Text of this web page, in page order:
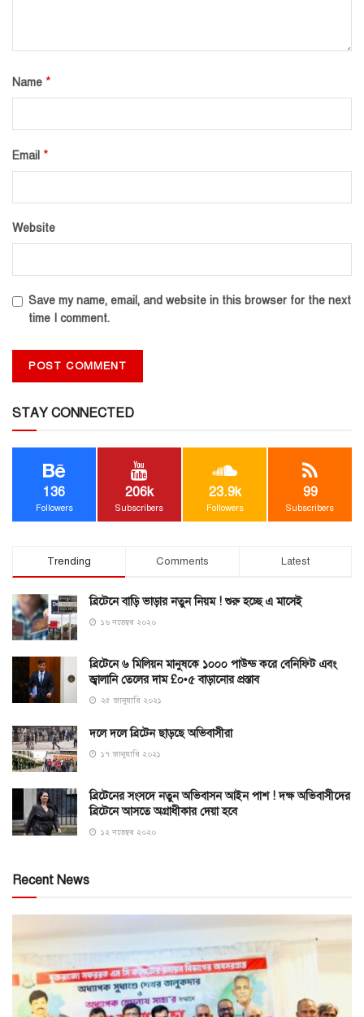
Name *
Email *
Website
Save my name, email, and website in this browser for the next
time I comment.
STAY CONNECTED
136
Followers
206k
Subscribers
23.9k
Followers
99
Subscribers
Trending Comments Latest
ব্রিটেনে বাড়ি ভাড়ার নতুন নিয়ম ! শুরু হচ্ছে এ মাসেই
১৬ নভেম্বর ২০২০
ব্রিটেনে ৬ মিলিয়ন মানুষকে ১০০০ পাউন্ড করে বেনিফিট এবং
জ্বালানি তেলের দাম £০•৫ বাড়ানোর প্রস্তাব
২৫ জানুয়ারি ২০২১
দলে দলে ব্রিটেন ছাড়ছে অভিবাসীরা
১৭ জানুয়ারি ২০২১
ব্রিটেনের সংসদে নতুন অভিবাসন আইন পাশ ! দক্ষ অভিবাসীদের
ব্রিটেনে আসতে অগ্রাধীকার দেয়া হবে
১২ নভেম্বর ২০২০
Recent News